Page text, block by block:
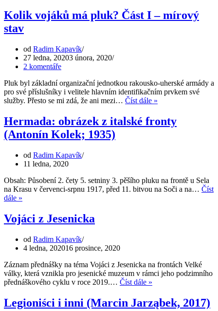
má
pluk?
mobilizace
Kolik vojáků má pluk? Část I – mírový
stav
od Radim Kapavík
27 ledna, 20203 února, 2020
2 komentáře
Pluk byl základní organizační jednotkou rakousko-uherské armády a
pro své příslušníky i velitele hlavním identifikačním prvkem své
služby. Přesto se mi zdá, že ani mezi… Číst dále »
pluk?
Hermada: obrázek z italské fronty
(Antonín Kolek; 1935)
od Radim Kapavík
11 ledna, 2020
Obsah: Působení 2. čety 5. setniny 3. pěšího pluku na frontě u Sela
na Krasu v červenci-srpnu 1917, před 11. bitvou na Soči a na… Číst
dále »
z
italské
(Antonín
Kolek;
Vojáci z Jesenicka
od Radim Kapavík
4 ledna, 202016 prosince, 2020
Záznam přednášky na téma Vojáci z Jesenicka na frontách Velké
války, která vznikla pro jesenické muzeum v rámci jeho podzimního
přednáškového cyklu v roce 2019.… Číst dále »
Jesenicka
Legioniści i inni (Marcin Jarząbek, 2017)